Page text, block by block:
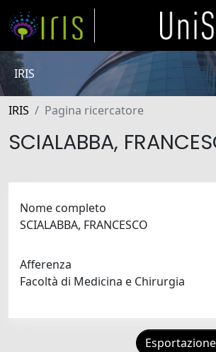
IRIS
IRIS Pagina ricercatore
SCIALABBA,
Nome completo
SCIALABBA, FRANCESCO
Afferenza
Facoltà di Medicina e Chirurgia
Esportazione